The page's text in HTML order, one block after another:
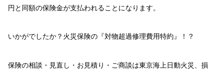
円と同額の保険金が支払われることになります。
いかがでしたか？火災保険の『対物超過修理費用特約』！？
保険の相談・見直し・お見積り・ご商談は東京海上日動火災、損